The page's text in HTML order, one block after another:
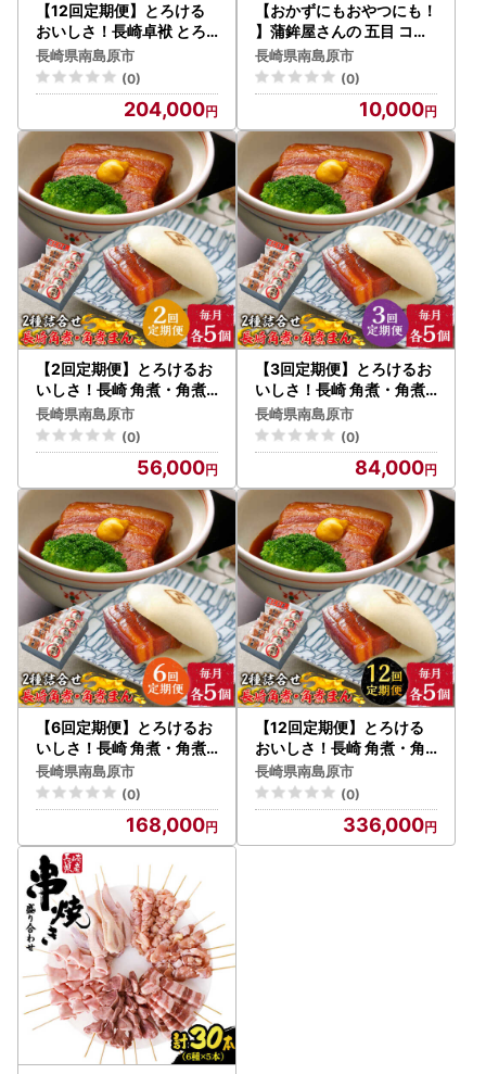
【12回定期便】とろける
おいしさ！長崎卓袱 とろ
ける 角煮 60ｇ × 5個 入り
/ 肉 豚角煮 豚 / 南島原市 /
ふるさと企画 [SBA047]
長崎県南島原市
(0)
204,000
【おかずにもおやつにも！
】蒲鉾屋さんの 五目 コロ
ッケ / ころっけ コロッケ
おかず 揚げ物 / 南島原市 /
内田蒲鉾店 [SAH006]
長崎県南島原市
(0)
10,000
【2回定期便】とろけるお
いしさ！長崎 角煮・角煮
まん 詰合せ（ 角煮60ｇ×
5個、角煮まん 80ｇ×5個
）/ 角煮まんじゅう セット
中華 / 南島原市 / ふるさと
企画 [SBA052]
長崎県南島原市
(0)
56,000
【3回定期便】とろけるお
いしさ！長崎 角煮・角煮
まん 詰合せ（ 角煮60ｇ×
5個、角煮まん 80ｇ×5個
）/ 角煮まんじゅう セット
中華 / 南島原市 / ふるさと
企画 [SBA053]
長崎県南島原市
(0)
84,000
【6回定期便】とろけるお
いしさ！長崎 角煮・角煮
まん 詰合せ（ 角煮60ｇ×
5個、角煮まん 80ｇ×5個
）/ 角煮まんじゅう セット
中華 / 南島原市 / ふるさと
企画 [SBA054]
長崎県南島原市
(0)
168,000
【12回定期便】とろける
おいしさ！長崎 角煮・角
煮まん 詰合せ（ 角煮60ｇ
×5個、角煮まん 80ｇ×5
個 ）/ 角煮まんじゅう セッ
ト 中華 / 南島原市 / ふるさ
と企画 [SBA055]
長崎県南島原市
(0)
336,000